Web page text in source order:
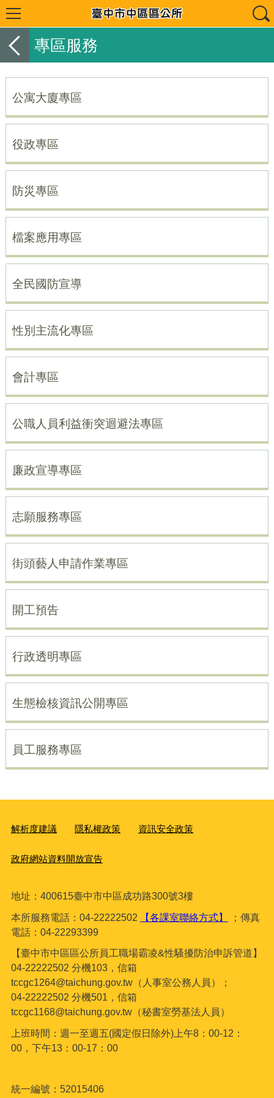
專區服務
公寓大廈專區
役政專區
防災專區
檔案應用專區
全民國防宣導
性別主流化專區
會計專區
公職人員利益衝突迴避法專區
廉政宣導專區
志願服務專區
街頭藝人申請作業專區
開工預告
行政透明專區
生態檢核資訊公開專區
員工服務專區
解析度建議 隱私權政策 資訊安全政策
政府網站資料開放宣告
地址：400615臺中市中區成功路300號3樓
本所服務電話：04-22222502 【各課室聯絡方式】
；傳真
電話：04-22293399
【臺中市中區區公所員工職場霸凌&性騷擾防治申訴管道】
04-22222502 分機103，信箱
tccgc1264@taichung.gov.tw（人事室公務人員）；
04-22222502 分機501，信箱
tccgc1168@taichung.gov.tw（秘書室勞基法人員）
上班時間：週一至週五(國定假日除外)上午8：00-12：
00，下午13：00-17：00
統一編號：52015406